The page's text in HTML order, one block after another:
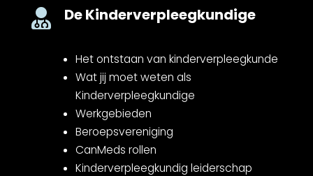
 De Kinderverpleegkundige
Het ontstaan van kinderverpleegkunde
Wat jij moet weten als
Kinderverpleegkundige
Werkgebieden
Beroepsvereniging
CanMeds rollen
Kinderverpleegkundig leiderschap